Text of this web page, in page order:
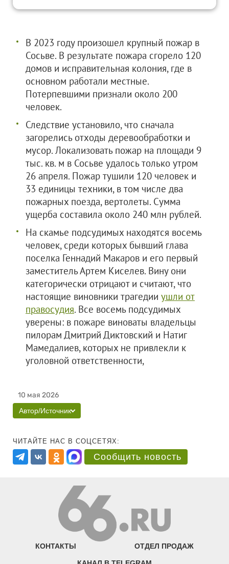
В 2023 году произошел крупный пожар в
Сосьве. В результате пожара сгорело 120
домов и исправительная колония, где в
основном работали местные.
Потерпевшими признали около 200
человек.
Следствие установило, что сначала
загорелись отходы деревообработки и
мусор. Локализовать пожар на площади 9
тыс. кв. м в Сосьве удалось только утром
26 апреля. Пожар тушили 120 человек и
33 единицы техники, в том числе два
пожарных поезда, вертолеты. Сумма
ущерба составила около 240 млн рублей.
На скамье подсудимых находятся восемь
человек, среди которых бывший глава
поселка Геннадий Макаров и его первый
заместитель Артем Киселев. Вину они
категорически отрицают и считают, что
настоящие виновники трагедии ушли от
правосудия. Все восемь подсудимых
уверены: в пожаре виноваты владельцы
пилорам Дмитрий Диктовский и Натиг
Мамедалиев, которых не привлекли к
уголовной ответственности,
10 мая 2026
Автор/Источник
ЧИТАЙТЕ НАС В СОЦСЕТЯХ:
Сообщить новость
КОНТАКТЫ ОТДЕЛ ПРОДАЖ